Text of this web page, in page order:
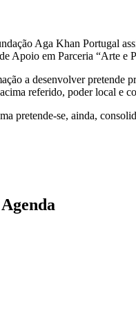
Aga Khan Portugal
Apoio em Parceria “Arte e
a desenvolver pretende
referido, poder local e
pretende-se, ainda,